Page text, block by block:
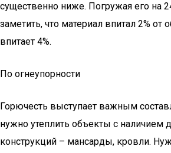
существенно ниже. Погружая его на
заметить, что материал впитал 2% от
впитает 4%.
По огнеупорности
Горючесть выступает важным
нужно утеплить объекты с наличием
конструкций – мансарды, кровли.